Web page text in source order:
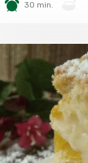
30 min.